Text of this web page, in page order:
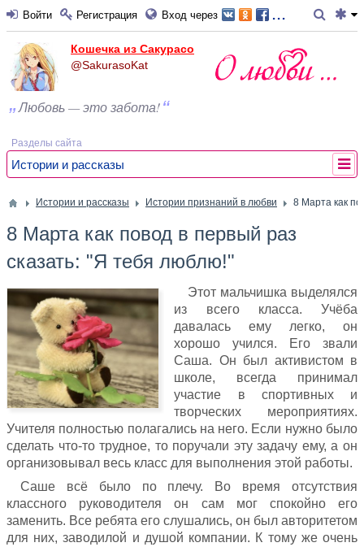
Войти Регистрация Вход через ...
Кошечка из Сакурасо
@SakurasoKat
Любовь — это забота!
Разделы сайта
Истории и рассказы
Истории и рассказы Истории признаний в любви 8 Марта как
8 Марта как повод в первый раз
сказать: "Я тебя люблю!"
Этот мальчишка выделялся
из всего класса. Учёба
давалась ему легко, он
хорошо учился. Его звали
Саша. Он был активистом в
школе, всегда принимал
участие в спортивных и
творческих мероприятиях.
Учителя полностью полагались на него. Если нужно было
сделать что-то трудное, то поручали эту задачу ему, а он
организовывал весь класс для выполнения этой работы.
Саше всё было по плечу. Во время отсутствия
классного руководителя он сам мог спокойно его
заменить. Все ребята его слушались, он был авторитетом
для них, заводилой и душой компании. К тому же очень